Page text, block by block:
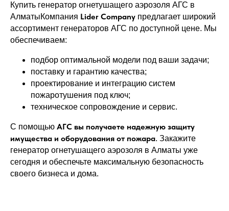
Купить генератор огнетушащего аэрозоля АГС в
АлматыКомпания Lider Company предлагает широкий
ассортимент генераторов АГС по доступной цене. Мы
обеспечиваем:
подбор оптимальной модели под ваши задачи;
поставку и гарантию качества;
проектирование и интеграцию систем
пожаротушения под ключ;
техническое сопровождение и сервис.
С помощью АГС вы получаете надежную защиту
имущества и оборудования от пожара. Закажите
генератор огнетушащего аэрозоля в Алматы уже
сегодня и обеспечьте максимальную безопасность
своего бизнеса и дома.